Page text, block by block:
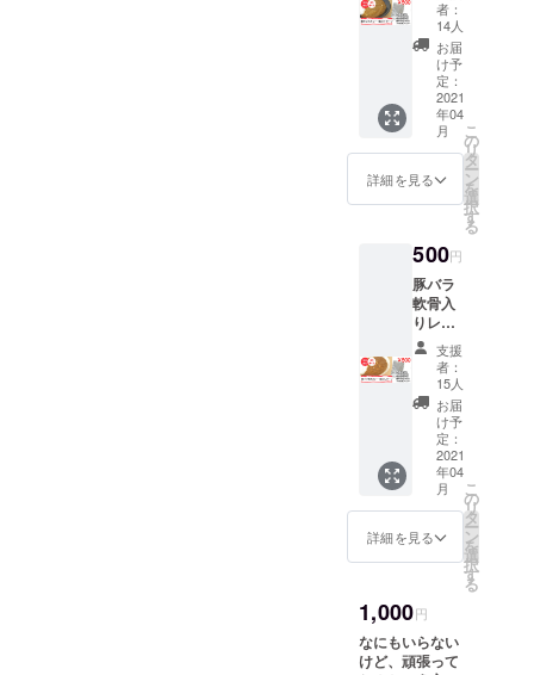
入りの
リター
ンで
す。4つ
の辛さ
（甘
口・中
辛・辛
口・激
辛）か
ら選べ
辛さは
購入時
にオプ
ション
で選択
できま
す。
者：
14人
お届
け予
定：
2021
年04
月
詳細を見る
こ
の
リ
タ
ー
ン
を
選
択
す
る
500円
豚バラ
軟骨入
りレト
ルトカ
レー1食
入りの
リター
ンで
す。4つ
の辛さ
（甘
口・中
辛・辛
口・激
辛）か
ら選べ
辛さは
購入時
にオプ
ション
支援
者：
15人
お届
け予
定：
2021
年04
月
詳細を見る
こ
の
リ
タ
ー
ン
を
選
択
す
る
1,000円
なにもいらない
けど、頑張って